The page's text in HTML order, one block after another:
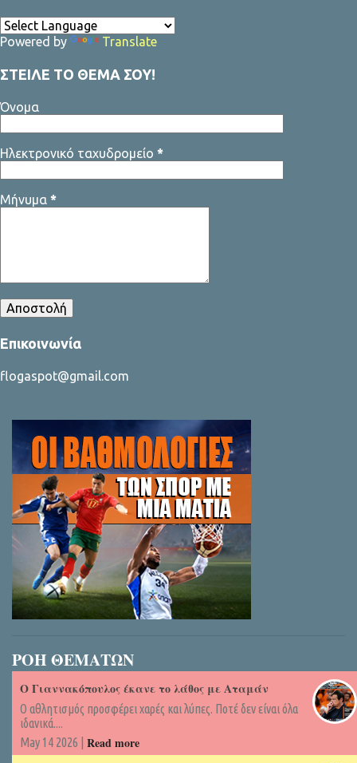
Powered by Translate
ΣΤΕΙΛΕ ΤΟ ΘΕΜΑ ΣΟΥ!
Όνομα
Ηλεκτρονικό ταχυδρομείο *
Μήνυμα *
Επικοινωνία
flogaspot@gmail.com
ΡΟΗ ΘΕΜΑΤΩΝ
Ο Γιαννακόπουλος έκανε το λάθος με Αταμάν
Ο αθλητισμός προσφέρει χαρές και λύπες. Ποτέ δεν είναι όλα
ιδανικά....
May 14 2026 | Read more